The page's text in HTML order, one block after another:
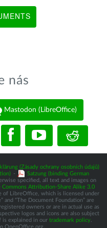
nás
Mastodon (LibreOffice)
(Zásady ochrany osobních údajů)
-
Satzung (binding German
specified, all text and images on
Commons Attribution-Share Alike 3.0
of LibreOffice, which is licensed under
and “The Document Foundation” are
owners or are in actual use as
logos and icons are also subject
is explained in our trademark policy
OpenOffice.org.